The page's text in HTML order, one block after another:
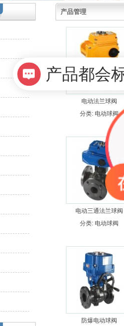
产品管理
电动法兰球阀
分类: 电动球阀
电动三通法兰球阀
分类: 电动球阀
防爆电动球阀
产品都会